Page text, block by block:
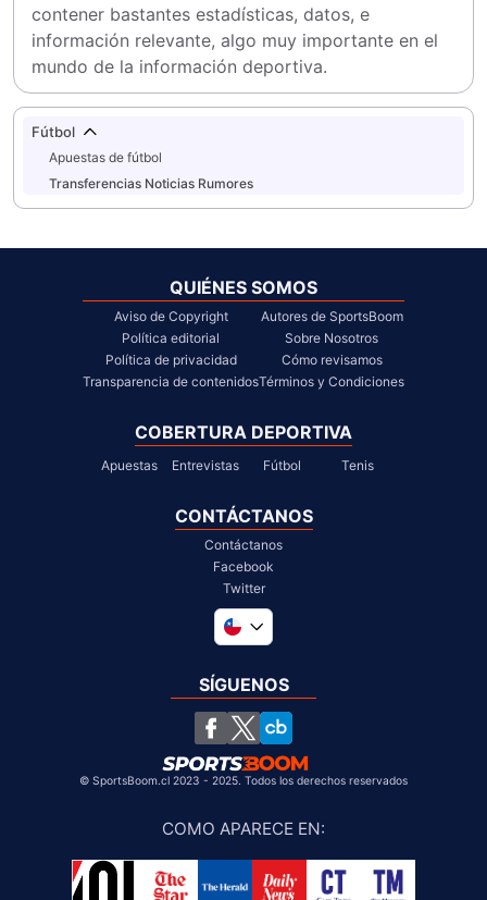
contener bastantes estadísticas, datos, e
información relevante, algo muy importante en el
mundo de la información deportiva.
Fútbol
Apuestas de fútbol
Transferencias Noticias Rumores
QUIÉNES SOMOS
Aviso de Copyright
Política editorial
Política de privacidad
Transparencia de contenidos
Autores de SportsBoom
Sobre Nosotros
Cómo revisamos
Términos y Condiciones
COBERTURA DEPORTIVA
Apuestas Entrevistas Fútbol Tenis
CONTÁCTANOS
Contáctanos
Facebook
Twitter
United Kingdom
South Africa
United States
SÍGUENOS
© SportsBoom.cl 2023 - 2025. Todos los derechos reservados
COMO APARECE EN: